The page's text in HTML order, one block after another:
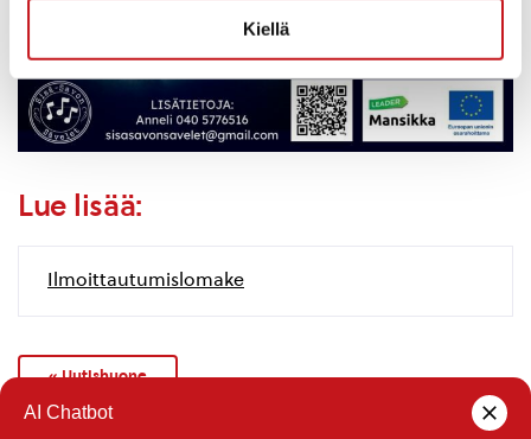
Kiellä
Lue lisää:
Ilmoittautumislomake
« Uutishuone